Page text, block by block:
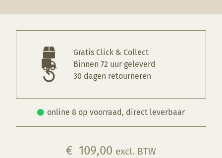
Gratis Click & Collect
Binnen 72 uur geleverd
30 dagen retourneren
online 8 op voorraad, direct leverbaar
€ 109,00 excl. BTW